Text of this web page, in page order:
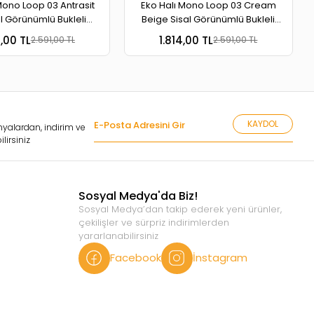
Loop 03 Antrasit
Görünümlü Bukleli
Yıkanabilir Halı
TL2.591,00 TL
Eko Halı Mono Loop 03 Cream
Beige Sisal Görünümlü Bukleli
Kaymaz Tabanlı Yıkanabilir Halı
1.814,00 TL2.591,00 TL
indirim ve
KAYDOL
Sosyal Medya'da Biz!
Sosyal Medya’dan takip ederek yeni ürünler,
çekilişler ve sürpriz indirimlerden
yararlanabilirsiniz
Facebook İnstagram